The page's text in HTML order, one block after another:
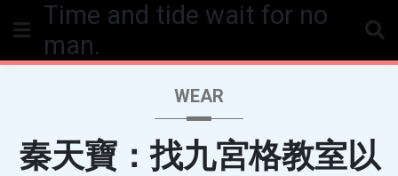
Time and tide wait for no
man.
WEAR
秦天寶：找九宮格教室以